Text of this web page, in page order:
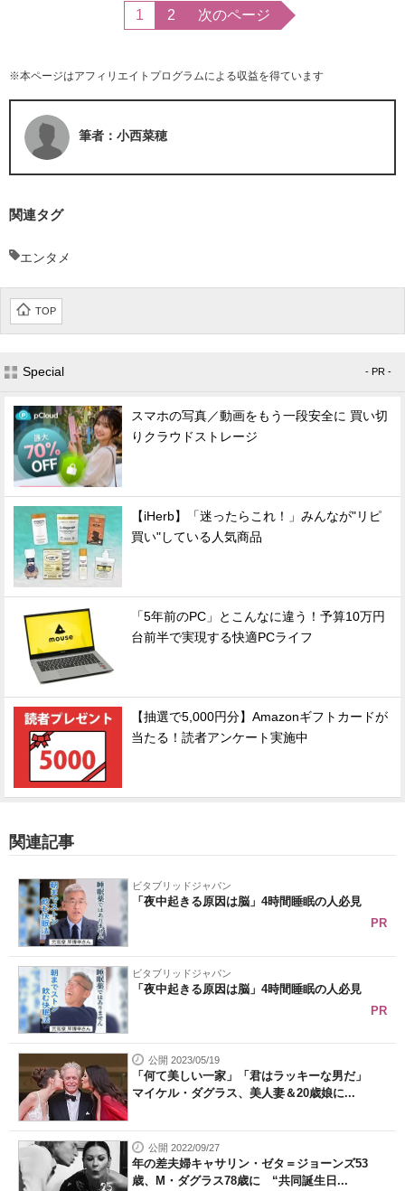
1 2 次のページ
※本ページはアフィリエイトプログラムによる収益を得ています
筆者：小西菜穂
関連タグ
エンタメ
TOP
Special - PR -
スマホの写真／動画をもう一段安全に 買い切
りクラウドストレージ
【iHerb】「迷ったらこれ！」みんなが"リピ
買い"している人気商品
「5年前のPC」とこんなに違う！予算10万円
台前半で実現する快適PCライフ
【抽選で5,000円分】Amazonギフトカードが
当たる！読者アンケート実施中
関連記事
ビタブリッドジャパン
「夜中起きる原因は脳」4時間睡眠の人必見
PR
ビタブリッドジャパン
「夜中起きる原因は脳」4時間睡眠の人必見
PR
公開 2023/05/19
「何て美しい一家」「君はラッキーな男だ」
マイケル・ダグラス、美人妻＆20歳娘に...
公開 2022/09/27
年の差夫婦キャサリン・ゼタ＝ジョーンズ53
歳、M・ダグラス78歳に “共同誕生日...